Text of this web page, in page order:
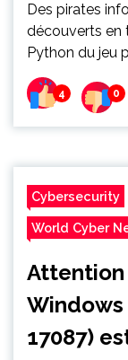
Des pirates
découverts en
Python du jeu
4 0
Cybersecurity
World Cyber
Attention
Windows
17087)